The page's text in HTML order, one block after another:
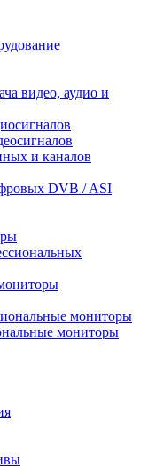
видео, аудио и
и каналов
DVB / ASI
мониторы
мониторы